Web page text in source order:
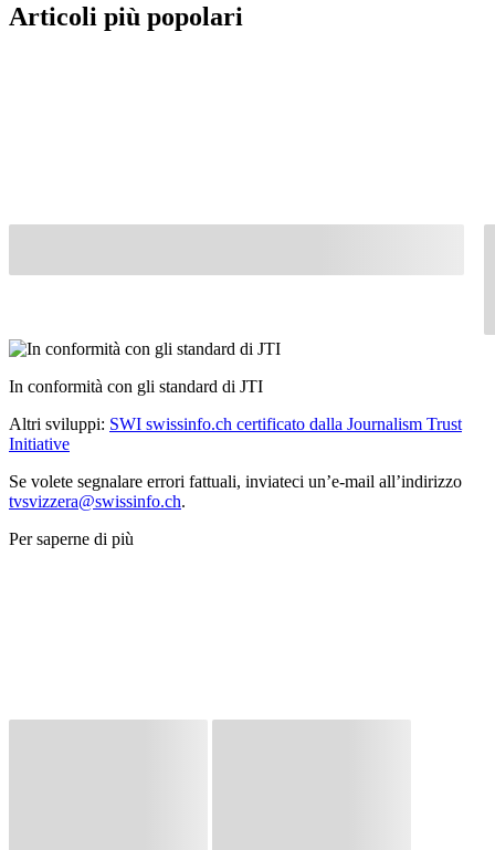
Articoli più popolari
In conformità con gli standard di JTI
Altri sviluppi: SWI swissinfo.ch certificato dalla Journalism Trust
Initiative
Se volete segnalare errori fattuali, inviateci un’e-mail all’indirizzo
tvsvizzera@swissinfo.ch.
Per saperne di più